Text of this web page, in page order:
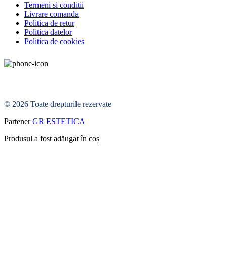
Termeni si conditii
Livrare comanda
Politica de retur
Politica datelor
Politica de cookies
© 2026 Toate drepturile rezervate
PartenerGR ESTETICA
Produsul a fost adăugat în coș